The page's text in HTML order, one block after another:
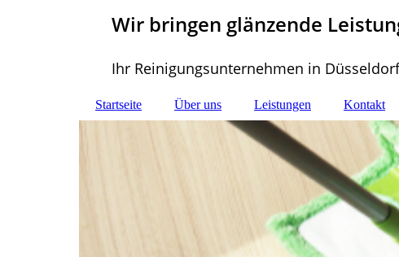
Wir bringen glänzende
Ihr Reinigungsunternehmen in
Startseite Über uns Leistungen Kontakt